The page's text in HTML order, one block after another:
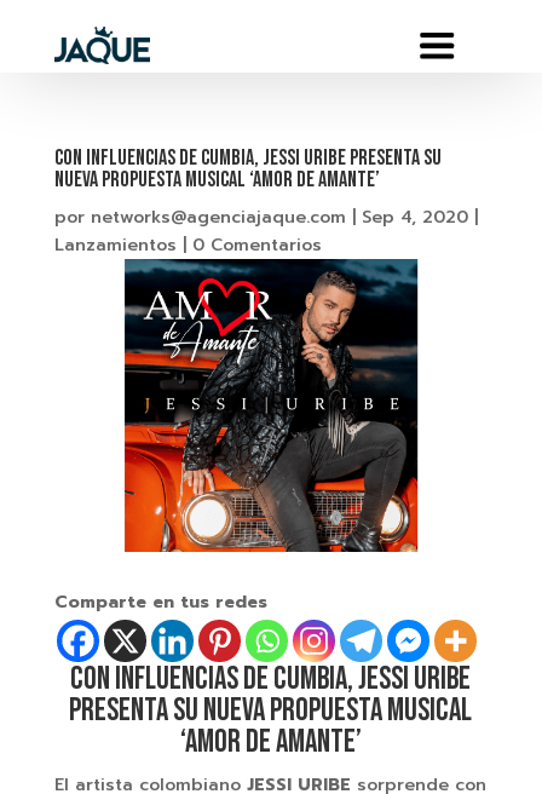
CON INFLUENCIAS DE CUMBIA, JESSI URIBE PRESENTA SU
NUEVA PROPUESTA MUSICAL ‘AMOR DE AMANTE’
por networks@agenciajaque.com Sep 4, 2020|
Lanzamientos
0 Comentarios
Comparte en tus redes
CON INFLUENCIAS DE CUMBIA, JESSI URIBE
PRESENTA SU NUEVA PROPUESTA MUSICAL
‘AMOR DE AMANTE’
El artista colombiano JESSI URIBE sorprende con